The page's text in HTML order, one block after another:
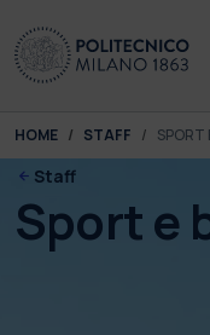
You are here:
HOME STAFF SPORT
Staff
Sport e